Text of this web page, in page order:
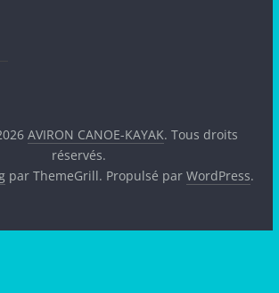
AVIRON CANOE-KAYAK. Tous droits
réservés.
par ThemeGrill. Propulsé parWordPress.